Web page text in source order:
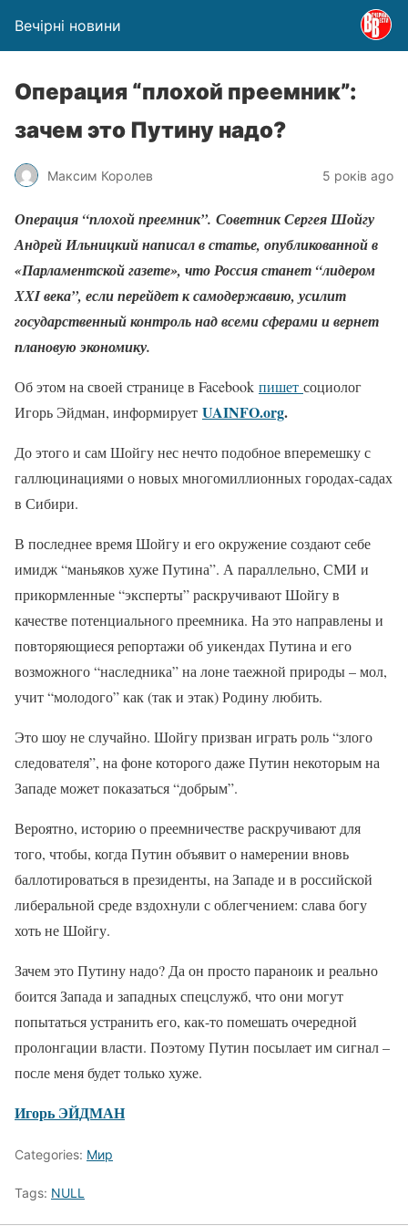
Вечірні новини
Операция “плохой преемник”:
зачем это Путину надо?
Максим Королев 5 років ago
Операция “плохой преемник”. Советник Сергея Шойгу
Андрей Ильницкий написал в статье, опубликованной в
«Парламентской газете», что Россия станет “лидером
XXI века”, если перейдет к самодержавию, усилит
государственный контроль над всеми сферами и вернет
плановую экономику.
Об этом на своей странице в Facebook пишет социолог
Игорь Эйдман, информирует UAINFO.org.
До этого и сам Шойгу нес нечто подобное вперемешку с
галлюцинациями о новых многомиллионных городах-садах
в Сибири.
В последнее время Шойгу и его окружение создают себе
имидж “маньяков хуже Путина”. А параллельно, СМИ и
прикормленные “эксперты” раскручивают Шойгу в
качестве потенциального преемника. На это направлены и
повторяющиеся репортажи об уикендах Путина и его
возможного “наследника” на лоне таежной природы – мол,
учит “молодого” как (так и этак) Родину любить.
Это шоу не случайно. Шойгу призван играть роль “злого
следователя”, на фоне которого даже Путин некоторым на
Западе может показаться “добрым”.
Вероятно, историю о преемничестве раскручивают для
того, чтобы, когда Путин объявит о намерении вновь
баллотироваться в президенты, на Западе и в российской
либеральной среде вздохнули с облегчением: слава богу
хоть не Шойгу.
Зачем это Путину надо? Да он просто параноик и реально
боится Запада и западных спецслужб, что они могут
попытаться устранить его, как-то помешать очередной
пролонгации власти. Поэтому Путин посылает им сигнал –
после меня будет только хуже.
Игорь ЭЙДМАН
Categories: Мир
Tags: NULL